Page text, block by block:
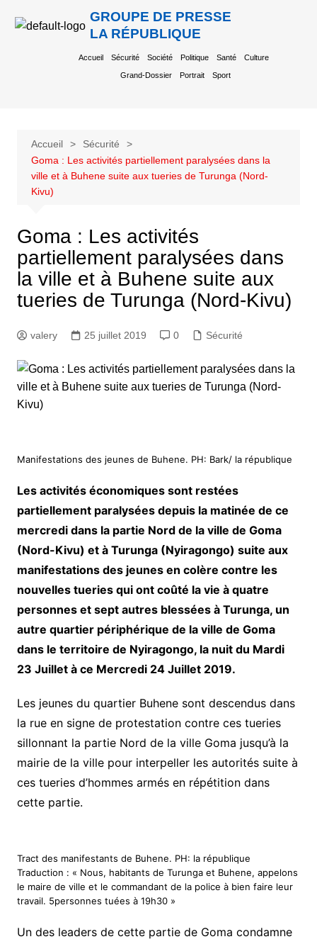
GROUPE DE PRESSE
LA RÉPUBLIQUE
Accueil Sécurité Société Politique Santé Culture
Grand-Dossier Portrait Sport
Accueil
Sécurité
Goma : Les activités partiellement paralysées dans la
ville et à Buhene suite aux tueries de Turunga (Nord-
Kivu)
Goma : Les activités
partiellement paralysées dans
la ville et à Buhene suite aux
tueries de Turunga (Nord-Kivu)
valery 25 juillet 2019 0 Sécurité
Manifestations des jeunes de Buhene. PH: Bark/ la république
Les activités économiques sont restées
partiellement paralysées depuis la matinée de ce
mercredi dans la partie Nord de la ville de Goma
(Nord-Kivu) et à Turunga (Nyiragongo) suite aux
manifestations des jeunes en colère contre les
nouvelles tueries qui ont coûté la vie à quatre
personnes et sept autres blessées à Turunga, un
autre quartier périphérique de la ville de Goma
dans le territoire de Nyiragongo, la nuit du Mardi
23 Juillet à ce Mercredi 24 Juillet 2019.
Les jeunes du quartier Buhene sont descendus dans
la rue en signe de protestation contre ces tueries
sillonnant la partie Nord de la ville Goma jusqu’à la
mairie de la ville pour interpeller les autorités suite à
ces tueries d’hommes armés en répétition dans
cette partie.
Tract des manifestants de Buhene. PH: la république
Traduction : « Nous, habitants de Turunga et Buhene, appelons
le maire de ville et le commandant de la police à bien faire leur
travail. 5personnes tuées à 19h30 »
Un des leaders de cette partie de Goma condamne